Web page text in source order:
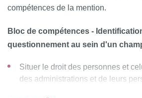
compétences de la mention.
Bloc de compétences -
questionnement au sein d'un
Situer le droit des personnes et
des administrations et de leurs